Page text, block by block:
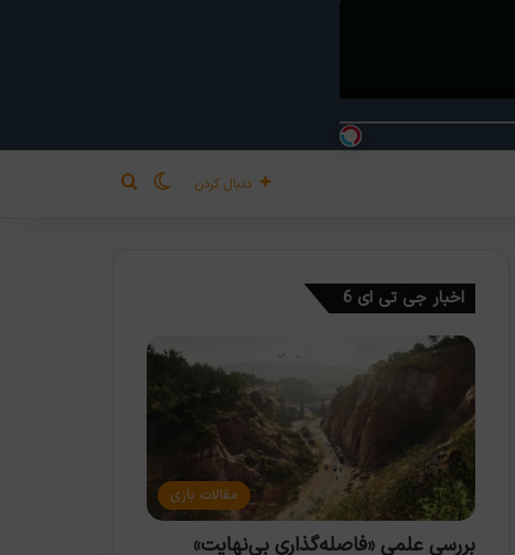
دنبال کردن تغییر پوسته
جستجو برای
اخبار جی تی ای 6
مقالات بازی
بررسی علمی «فاصله‌گذاری بی‌نهایت»